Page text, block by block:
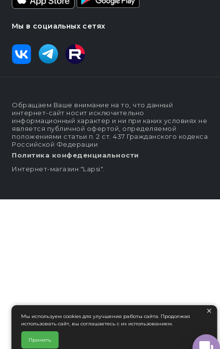
Мы в социальных сетях
Обращаем Ваше внимание на то, что данный
интернет-сайт носит исключительно
информационный характер и ни при каких условиях не
является публичной офертой, определяемой
положениями статьи п. 2 ст. 437 Гражданского кодекса
Российской Федерации
Политика конфеденциальности
Интернет-магазин "Lapsi".
×
Мы используем cookies для улучшения работы сайта. Продолжая
использовать сайт, вы соглашаетесь с их использованием.
Принять